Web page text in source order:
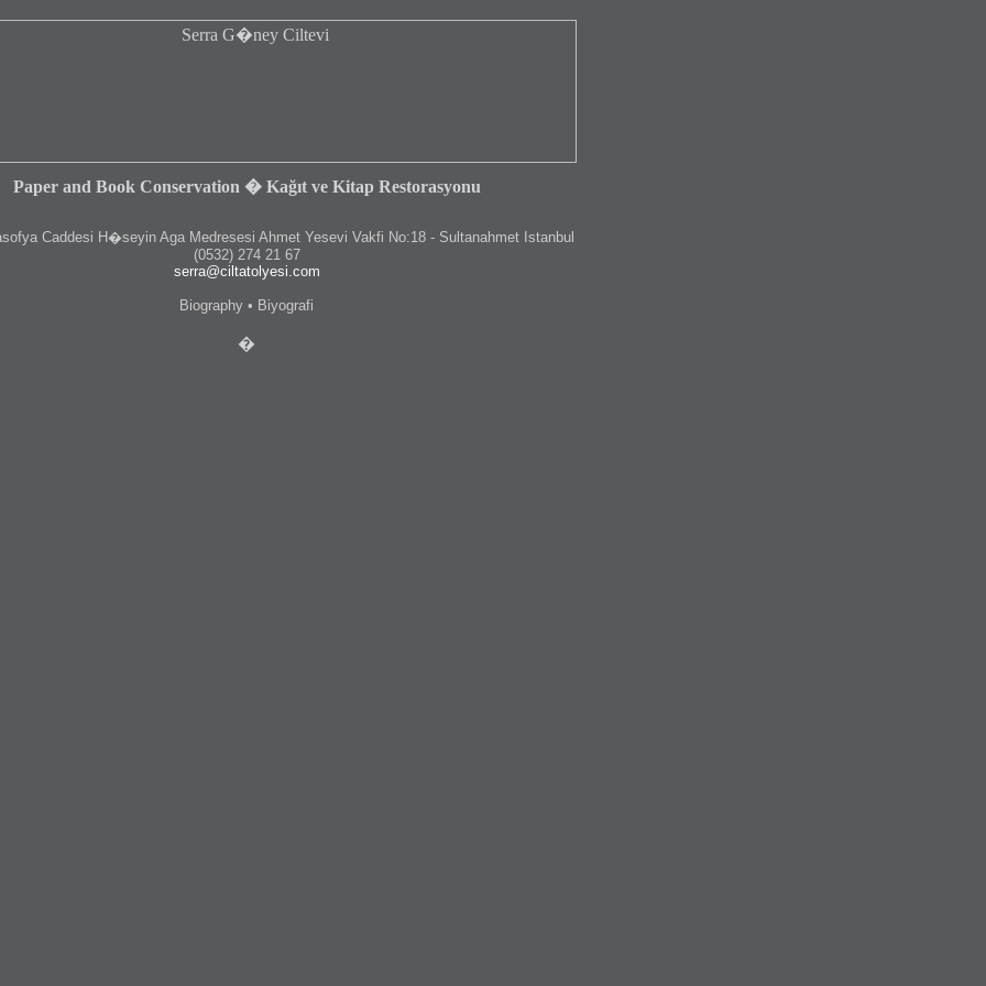
Paper and Book Conservation � Kağıt ve Kitap Restorasyonu
Caddesi H�seyin Aga Medresesi Ahmet Yesevi Vakfi No:18 - Sultanahmet Istanbul
(0532) 274 21 67
serra@ciltatolyesi.com
Biography • Biyografi
�